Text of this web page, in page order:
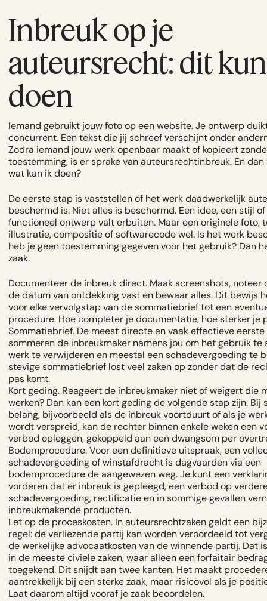
Inbreuk op je
auteursrecht: dit
doen
Iemand gebruikt jouw foto op een website. Je ontwerp
concurrent. Een tekst die jij schreef verschijnt onder
Zodra iemand jouw werk openbaar maakt of kopieert
toestemming, is er sprake van auteursrechtinbreuk. En dan
wat kan ik doen?
De eerste stap is vaststellen of het werk daadwerkelijk
beschermd is. Niet alles is beschermd. Een idee, een stijl
functioneel ontwerp valt erbuiten. Maar een originele foto,
illustratie, compositie of softwarecode wel. Is het werk
heb je geen toestemming gegeven voor het gebruik? Dan
zaak.
Documenteer de inbreuk direct. Maak screenshots, noteer
de datum van ontdekking vast en bewaar alles. Dit bewijs
voor elke vervolgstap van de sommatiebrief tot een
procedure. Hoe completer je documentatie, hoe sterker je
Sommatiebrief. De meest directe en vaak effectieve eerste
sommeren de inbreukmaker namens jou om het gebruik te
werk te verwijderen en meestal een schadevergoeding te
stevigesommatiebrief lost veel zaken op zonder dat de
pas komt.
Kort geding. Reageert de inbreukmaker niet of weigert die
werken? Dan kan een kort geding de volgende stap zijn. Bij
belang, bijvoorbeeld als de inbreuk voortduurt of als je
wordt verspreid, kan de rechter binnen enkele weken een
verbod opleggen, gekoppeld aan een dwangsom per
Bodemprocedure.Voor een definitieve uitspraak, een
schadevergoeding of winstafdracht is dagvaarden via een
bodemprocedure de aangewezen weg. Je kunt een
vorderen dat er inbreuk is gepleegd, een verbod op
schadevergoeding, rectificatie en in sommige gevallen
inbreukmakende producten.
Let op de proceskosten. In auteursrechtzaken geldt een
regel: de verliezende partij kan worden veroordeeld tot
de werkelijke advocaatkosten van de winnende partij. Dat
in de meeste civiele zaken, waar alleen een forfaitair
toegekend. Dit snijdt aan twee kanten. Het maakt
aantrekkelijk bij een sterke zaak, maar risicovol als je
Laat daarom altijd vooraf je zaak beoordelen.